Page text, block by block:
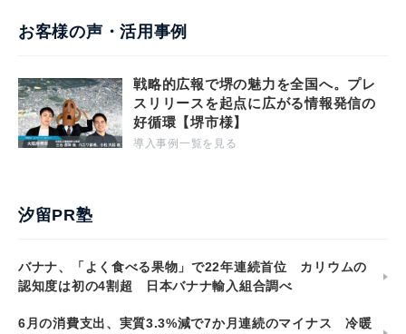
お客様の声・活用事例
戦略的広報で堺の魅力を全国へ。プレ
スリリースを起点に広がる情報発信の
好循環【堺市様】
導入事例一覧を見る
汐留PR塾
バナナ、「よく食べる果物」で22年連続首位 カリウムの
認知度は初の4割超 日本バナナ輸入組合調べ
6月の消費支出、実質3.3%減で7か月連続のマイナス 冷暖